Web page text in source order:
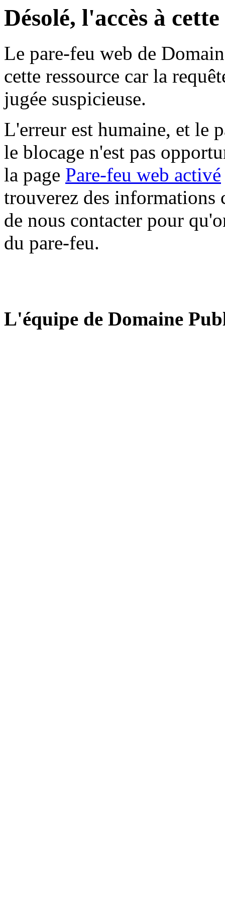
Désolé, l'accès à
Le pare-feu web de
cette ressource car la
jugée suspicieuse.
L'erreur est humaine, et le
le blocage n'est pas
la page Pare-feu web activé
trouverez des informations
de nous contacter pour
du pare-feu.
L'équipe de Domaine